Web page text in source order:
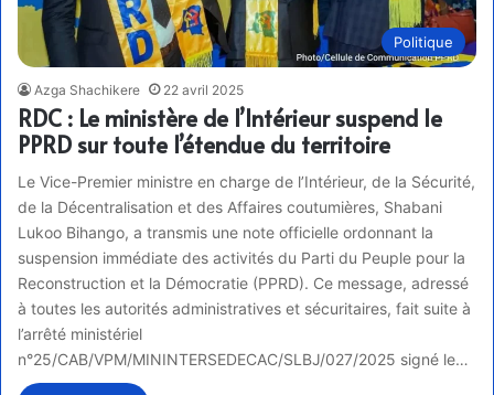
Politique
Azga Shachikere 22 avril 2025
RDC : Le ministère de l’Intérieur suspend le
PPRD sur toute l’étendue du territoire
Le Vice-Premier ministre en charge de l’Intérieur, de la Sécurité,
de la Décentralisation et des Affaires coutumières, Shabani
Lukoo Bihango, a transmis une note officielle ordonnant la
suspension immédiate des activités du Parti du Peuple pour la
Reconstruction et la Démocratie (PPRD). Ce message, adressé
à toutes les autorités administratives et sécuritaires, fait suite à
l’arrêté ministériel
n°25/CAB/VPM/MININTERSEDECAC/SLBJ/027/2025 signé le…